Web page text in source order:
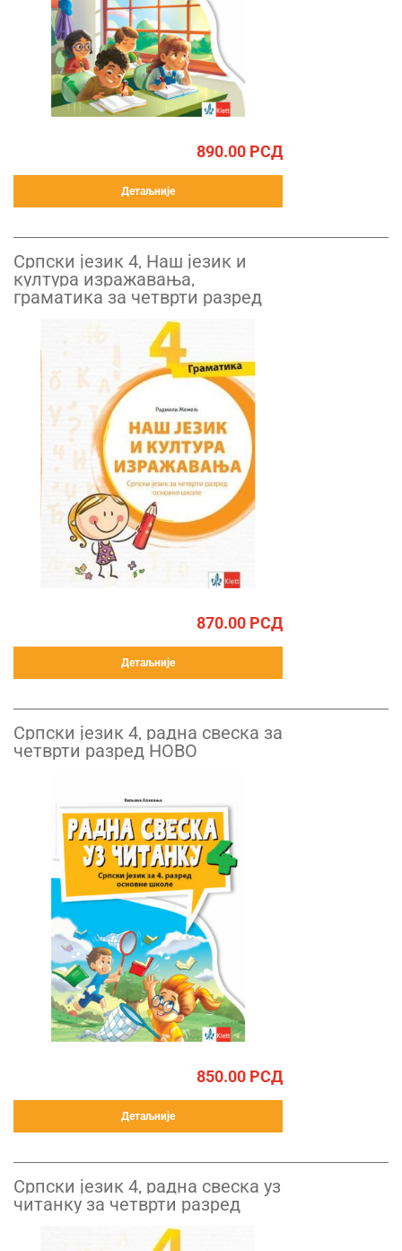
890.00 РСД
Детаљније
Српски језик 4, Наш језик и
култура изражавања,
граматика за четврти разред
870.00 РСД
Детаљније
Српски језик 4, радна свеска за
четврти разред НОВО
850.00 РСД
Детаљније
Српски језик 4, радна свеска уз
читанку за четврти разред